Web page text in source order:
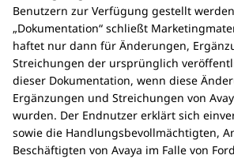
Benutzern zur Verfügung gestellt
„Dokumentation“ schließt
haftet nur dann für Änderungen,
Streichungen der ursprünglich
dieser Dokumentation, wenn diese
Ergänzungen und Streichungen von
wurden. Der Endnutzer erklärt sich
sowie die Handlungsbevollmächtigten,
Beschäftigten von Avaya im Falle von